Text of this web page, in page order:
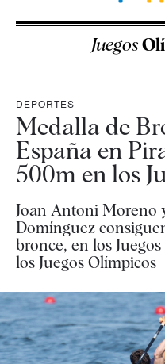
Juegos
DEPORTES
Medalla de
España en
500m en los
Joan Antoni Moreno
Domínguez
bronce, en los
los Juegos Olímpicos